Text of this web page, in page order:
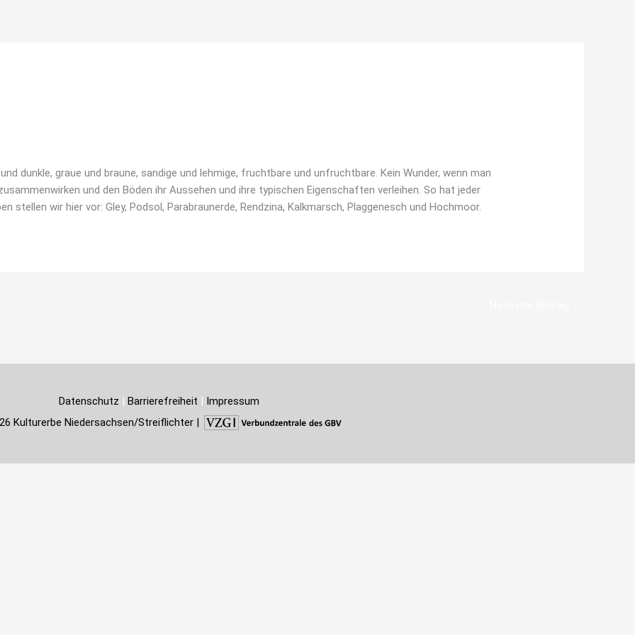
dunkle, graue und braune, sandige und lehmige, fruchtbare und unfruchtbare. Kein Wunder, wenn man
und den Böden ihr Aussehen und ihre typischen Eigenschaften verleihen. So hat jeder
stellen wir hier vor: Gley, Podsol, Parabraunerde, Rendzina, Kalkmarsch, Plaggenesch und Hochmoor.
Datenschutz | Barrierefreiheit | Impressum
Kulturerbe Niedersachsen/Streiflichter |